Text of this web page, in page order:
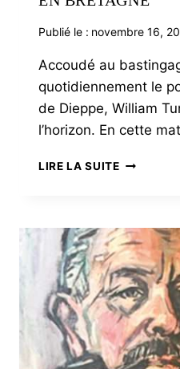
Publié le : novembre 16,
Accoudé au
quotidiennement le
de Dieppe, William
l’horizon. En cette
LIRE LA SUITELE
TURNER
EN